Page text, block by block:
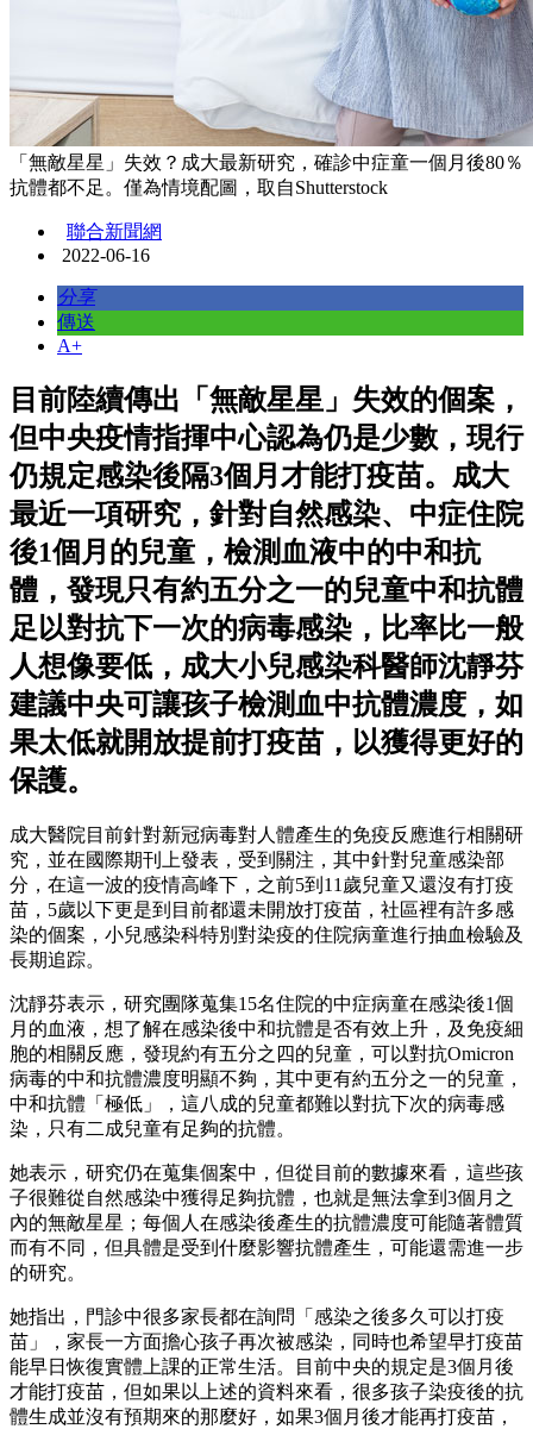
「無敵星星」失效？成大最新研究，確診中症童一個月後80％
抗體都不足。僅為情境配圖，取自Shutterstock
聯合新聞網
2022-06-16
分享
傳送
A+
目前陸續傳出「無敵星星」失效的個案，
但中央疫情指揮中心認為仍是少數，現行
仍規定感染後隔3個月才能打疫苗。成大
最近一項研究，針對自然感染、中症住院
後1個月的兒童，檢測血液中的中和抗
體，發現只有約五分之一的兒童中和抗體
足以對抗下一次的病毒感染，比率比一般
人想像要低，成大小兒感染科醫師沈靜芬
建議中央可讓孩子檢測血中抗體濃度，如
果太低就開放提前打疫苗，以獲得更好的
保護。
成大醫院目前針對新冠病毒對人體產生的免疫反應進行相關研
究，並在國際期刊上發表，受到關注，其中針對兒童感染部
分，在這一波的疫情高峰下，之前5到11歲兒童又還沒有打疫
苗，5歲以下更是到目前都還未開放打疫苗，社區裡有許多感
染的個案，小兒感染科特別對染疫的住院病童進行抽血檢驗及
長期追踪。
沈靜芬表示，研究團隊蒐集15名住院的中症病童在感染後1個
月的血液，想了解在感染後中和抗體是否有效上升，及免疫細
胞的相關反應，發現約有五分之四的兒童，可以對抗Omicron
病毒的中和抗體濃度明顯不夠，其中更有約五分之一的兒童，
中和抗體「極低」，這八成的兒童都難以對抗下次的病毒感
染，只有二成兒童有足夠的抗體。
她表示，研究仍在蒐集個案中，但從目前的數據來看，這些孩
子很難從自然感染中獲得足夠抗體，也就是無法拿到3個月之
內的無敵星星；每個人在感染後產生的抗體濃度可能隨著體質
而有不同，但具體是受到什麼影響抗體產生，可能還需進一步
的研究。
她指出，門診中很多家長都在詢問「感染之後多久可以打疫
苗」，家長一方面擔心孩子再次被感染，同時也希望早打疫苗
能早日恢復實體上課的正常生活。目前中央的規定是3個月後
才能打疫苗，但如果以上述的資料來看，很多孩子染疫後的抗
體生成並沒有預期來的那麼好，如果3個月後才能再打疫苗，